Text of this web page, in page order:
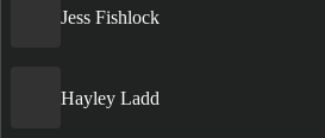
Jess Fishlock
Hayley Ladd